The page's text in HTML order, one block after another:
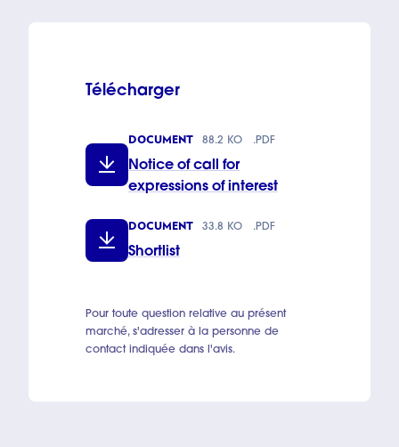
Télécharger
DOCUMENT 88.2 KO .PDF
Notice of call for
expressions of interest
DOCUMENT 33.8 KO .PDF
Shortlist
Pour toute question relative au présent
marché, s'adresser à la personne de
contact indiquée dans l'avis.